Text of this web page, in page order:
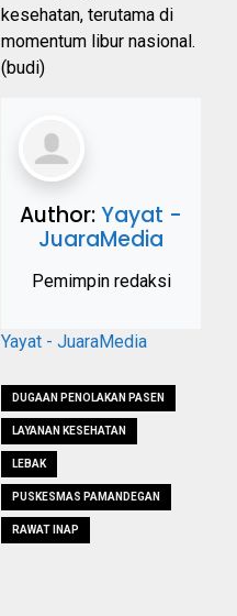
kesehatan, terutama di
momentum libur nasional.
(budi)
Author:Yayat -
JuaraMedia
Pemimpin redaksi
Yayat - JuaraMedia
DUGAAN PENOLAKAN PASEN
LAYANAN KESEHATAN
LEBAK
PUSKESMAS PAMANDEGAN
RAWAT INAP